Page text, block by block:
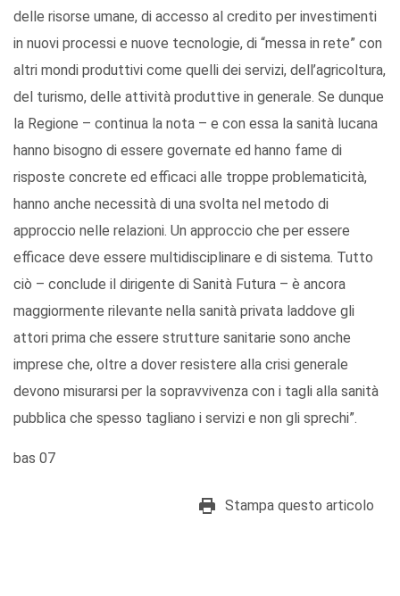
delle risorse umane, di accesso al credito per investimenti
in nuovi processi e nuove tecnologie, di “messa in rete” con
altri mondi produttivi come quelli dei servizi, dell’agricoltura,
del turismo, delle attività produttive in generale. Se dunque
la Regione – continua la nota – e con essa la sanità lucana
hanno bisogno di essere governate ed hanno fame di
risposte concrete ed efficaci alle troppe problematicità,
hanno anche necessità di una svolta nel metodo di
approccio nelle relazioni. Un approccio che per essere
efficace deve essere multidisciplinare e di sistema. Tutto
ciò – conclude il dirigente di Sanità Futura – è ancora
maggiormente rilevante nella sanità privata laddove gli
attori prima che essere strutture sanitarie sono anche
imprese che, oltre a dover resistere alla crisi generale
devono misurarsi per la sopravvivenza con i tagli alla sanità
pubblica che spesso tagliano i servizi e non gli sprechi”.
bas 07
Stampa questo articolo